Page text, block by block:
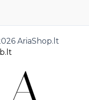
AriaShop.lt